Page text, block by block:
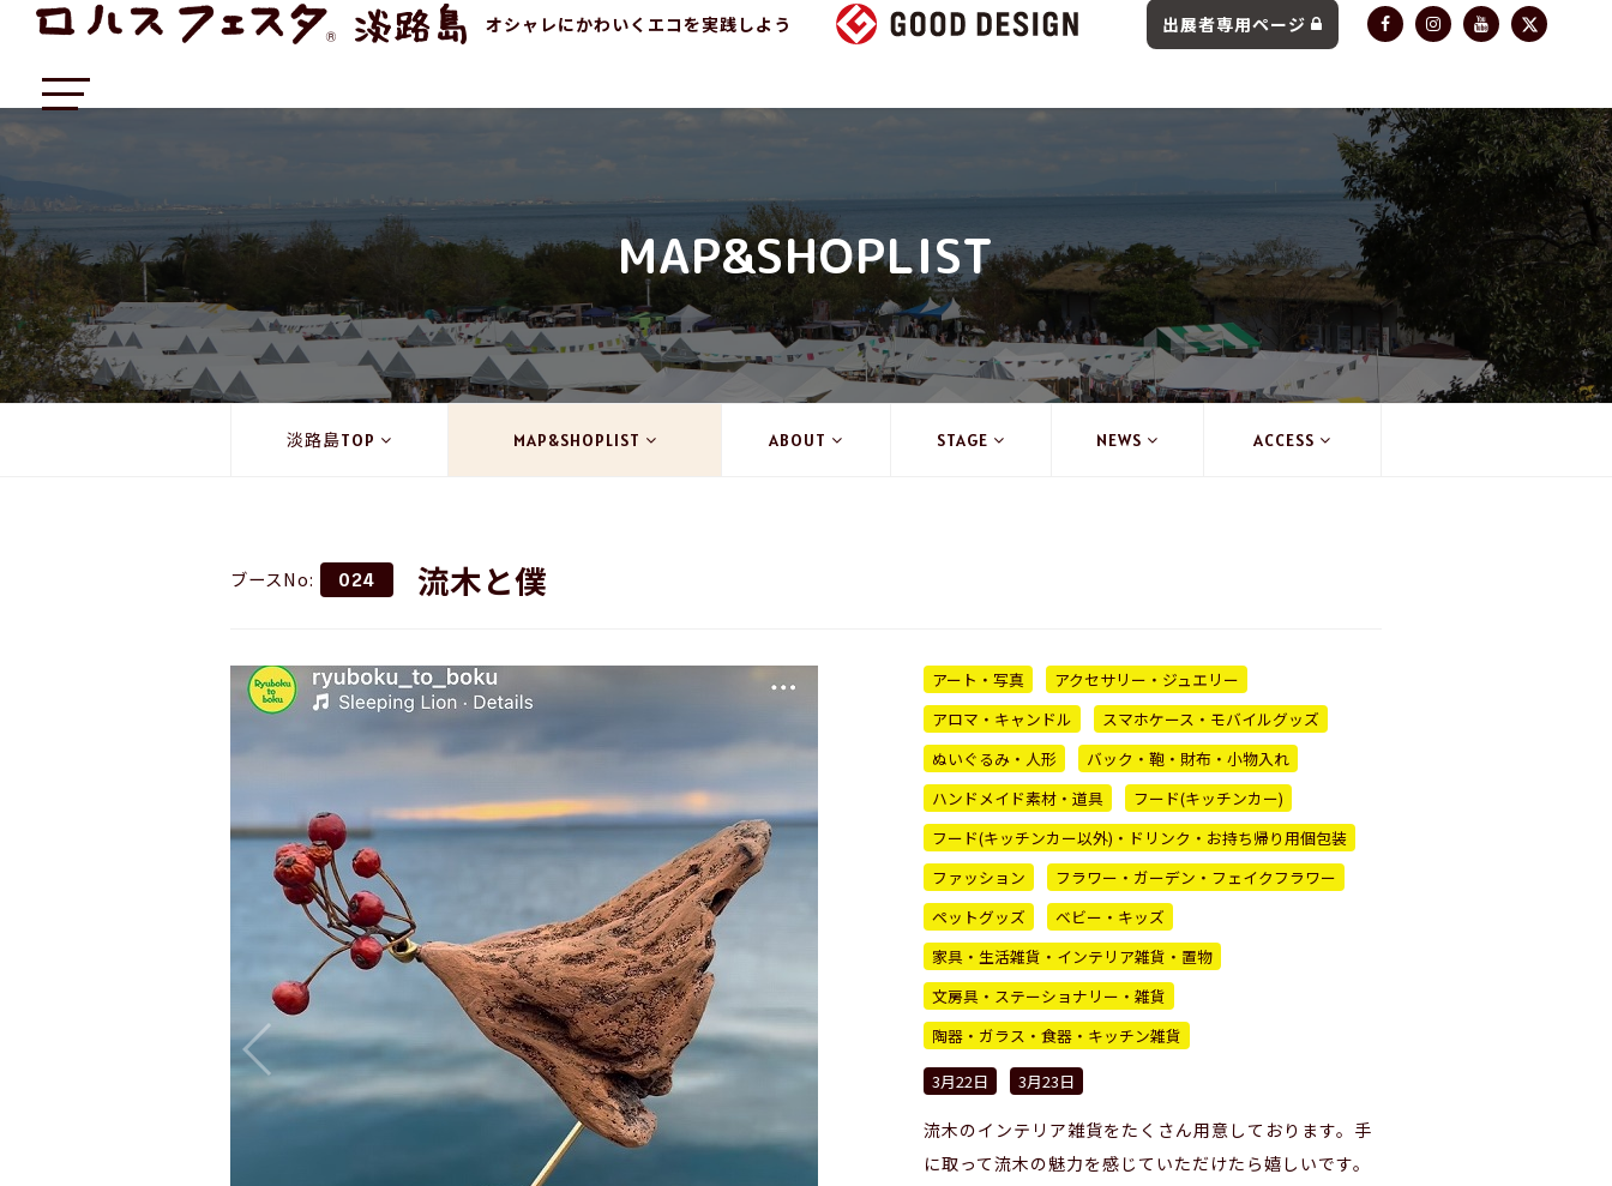
オシャレにかわいくエコを実践しよう 出展者専用ページ
MAP&SHOPLIST
淡路島TOP MAP&SHOPLIST ABOUT STAGE NEWS ACCESS
ブースNo: 024 流木と僕
アート・写真
アクセサリー・ジュエリー
アロマ・キャンドル
スマホケース・モバイルグッズ
ぬいぐるみ・人形
バック・鞄・財布・小物入れ
ハンドメイド素材・道具
フード(キッチンカー)
フード(キッチンカー以外)・ドリンク・お持ち帰り用個包装
ファッション
フラワー・ガーデン・フェイクフラワー
ペットグッズ
ベビー・キッズ
家具・生活雑貨・インテリア雑貨・置物
文房具・ステーショナリー・雑貨
陶器・ガラス・食器・キッチン雑貨
3月22日
3月23日
流木のインテリア雑貨をたくさん用意しております。手
に取って流木の魅力を感じていただけたら嬉しいです。